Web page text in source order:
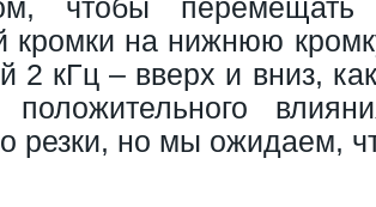
чтобы
кромки на нижнюю
2 кГц – вверх и вниз,
положительного
резки, но мы ожидаем,